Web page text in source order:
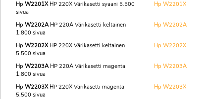
Hp W2201XHP 220X Värikasetti syaani 5.500
sivua
Hp W2201X
Hp W2202AHP 220A Värikasetti keltainen
1.800 sivua
Hp W2202A
Hp W2202XHP 220X Värikasetti keltainen
5.500 sivua
Hp W2202X
Hp W2203AHP 220A Värikasetti magenta
1.800 sivua
Hp W2203A
Hp W2203XHP 220X Värikasetti magenta
5.500 sivua
Hp W2203X